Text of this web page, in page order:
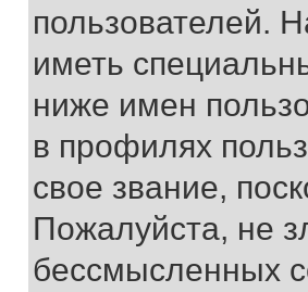
пользователей.
иметь
ниже имен
в профилях
свое звание,
Пожалуйста, не
бессмысленных